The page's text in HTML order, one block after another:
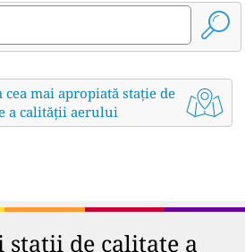
cea mai apropiată stație de
a calității aerului
stații de calitate a